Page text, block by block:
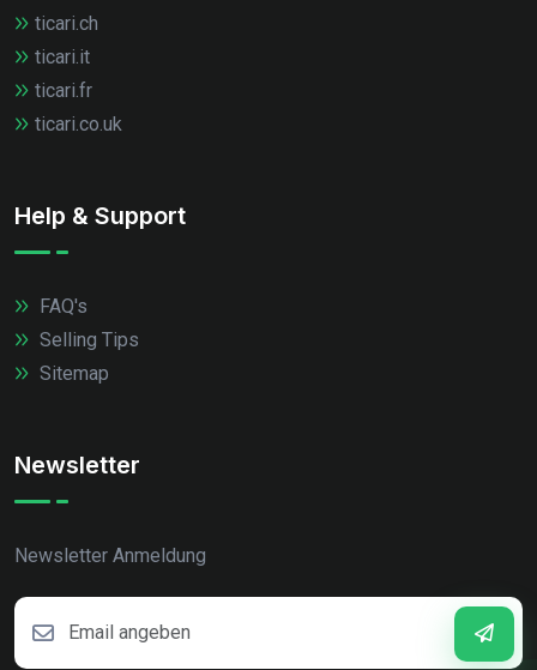
ticari.ch
ticari.it
ticari.fr
ticari.co.uk
Help & Support
FAQ's
Selling Tips
Sitemap
Newsletter
Newsletter Anmeldung